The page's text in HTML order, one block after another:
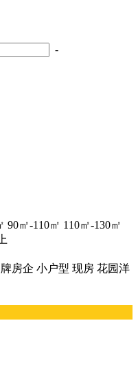
-
90㎡-110㎡ 110㎡-130㎡
房企 小户型 现房 花园洋